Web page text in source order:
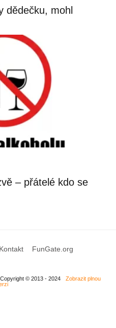
dědečku, mohl
– přátelé kdo se
Kontakt FunGate.org
© 2013 - 2024
Zobrazit plnou